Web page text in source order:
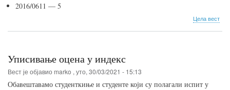
2016/0611 — 5
Цела весто
Уписивање оцена у индекс
Вест је објавио marko , уто, 30/03/2021 - 15:13
Обавештавамо студенткиње и студенте који су полагали испит у